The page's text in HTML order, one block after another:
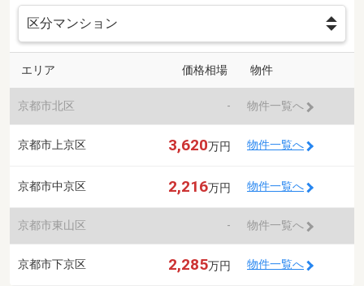
エリア 価格相場 物件
京都市北区 - 物件一覧へ
京都市上京区 3,620万円 物件一覧へ
京都市中京区 2,216万円 物件一覧へ
京都市東山区 - 物件一覧へ
京都市下京区 2,285万円 物件一覧へ